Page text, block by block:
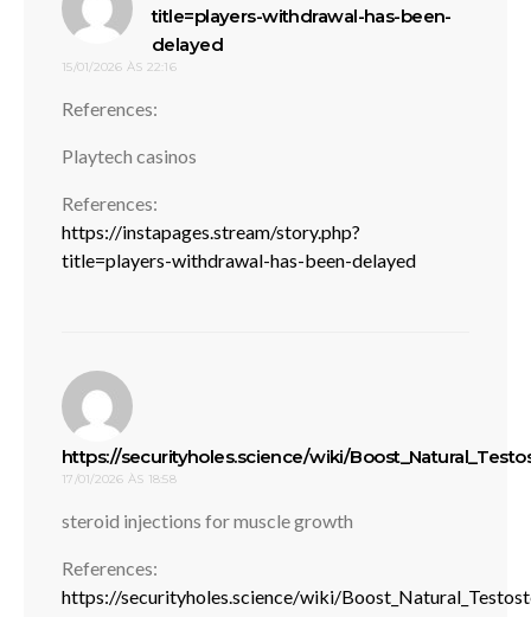
title=players-withdrawal-has-been-
delayed
15/01/2026 ÀS 22:16
References:
Playtech casinos
References:
https://instapages.stream/story.php?
title=players-withdrawal-has-been-delayed
https://securityholes.science/wiki/
disse:
17/01/2026 ÀS 18:58
steroid injections for muscle growth
References:
https://securityholes.science/wiki/